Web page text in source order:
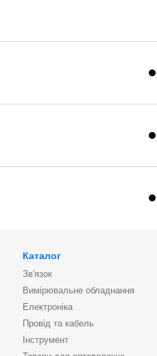
Каталог
Зв'язок
Вимірювальне обладнання
Електроніка
Провід та кабель
Інструмент